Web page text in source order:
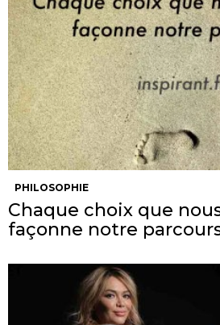
PHILOSOPHIE
Chaque choix que
façonne notre